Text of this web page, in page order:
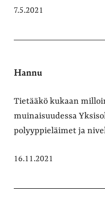
7.5.2021
Hannu
Tietääkö kukaan
muinaisuudessa
polyyppieläimet ja
16.11.2021